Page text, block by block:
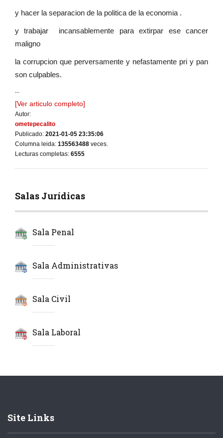
y hacer la separacion de la politica de la economia .
y trabajar incansablemente para extirpar ese cancer
maligno
la corrupcion que perversamente y nefastamente pri y pan
son culpables.
...
[Ver articulo completo]
Autor:
ometepecalito
Publicado: 2021-01-05 23:35:06
Columna leida: 135563488 veces.
Lecturas completas: 6555
Salas Jurídicas
Sala Penal
Sala Administrativas
Sala Civil
Sala Laboral
Site Links